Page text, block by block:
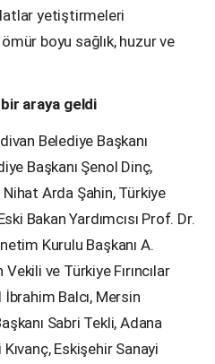
yetiştirmeleri
boyu sağlık, huzur ve
araya geldi
Belediye Başkanı
Başkanı Şenol Dinç,
Nihat Arda Şahin, Türkiye
Bakan Yardımcısı Prof. Dr.
Kurulu Başkanı A.
ve Türkiye Fırıncılar
Balcı, Mersin
Sabri Tekli, Adana
Eskişehir Sanayi